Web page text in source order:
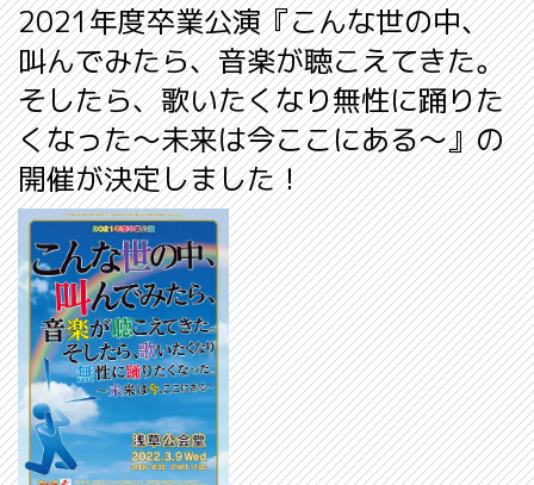
2021年度卒業公演『こんな世の中、
叫んでみたら、音楽が聴こえてきた。
そしたら、歌いたくなり無性に踊りた
くなった〜未来は今ここにある〜』の
開催が決定しました！